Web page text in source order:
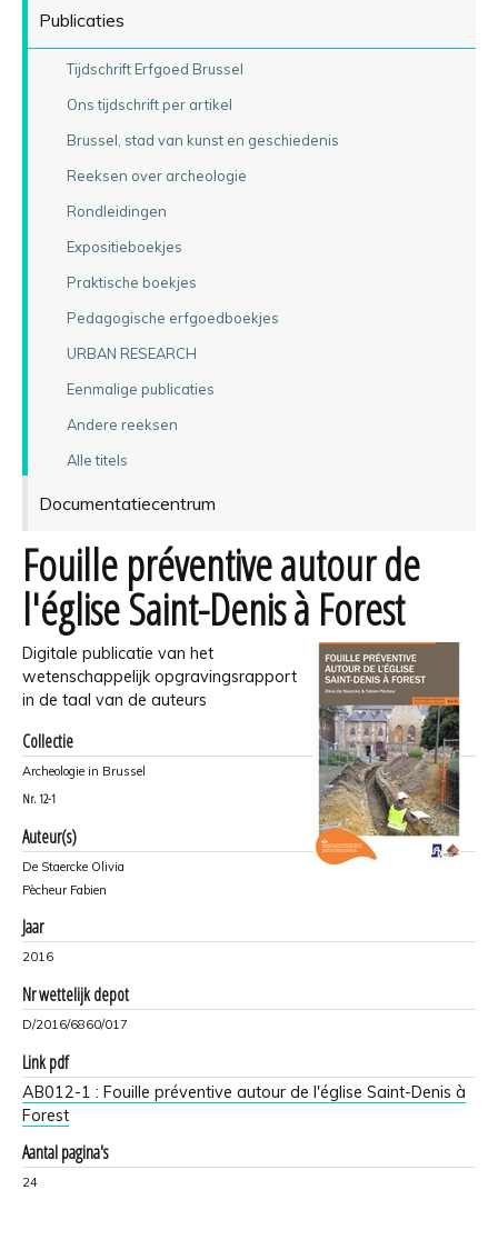
Publicaties
Tijdschrift Erfgoed Brussel
Ons tijdschrift per artikel
Brussel, stad van kunst en geschiedenis
Reeksen over archeologie
Rondleidingen
Expositieboekjes
Praktische boekjes
Pedagogische erfgoedboekjes
URBAN RESEARCH
Eenmalige publicaties
Andere reeksen
Alle titels
Documentatiecentrum
Fouille préventive autour de
l'église Saint-Denis à Forest
Digitale publicatie van het
wetenschappelijk opgravingsrapport
in de taal van de auteurs
Collectie
Archeologie in Brussel
Nr. 12-1
Auteur(s)
De Staercke Olivia
Pècheur Fabien
Jaar
2016
Nr wettelijk depot
D/2016/6860/017
Link pdf
AB012-1 : Fouille préventive autour de l'église Saint-Denis à
Forest
Aantal pagina's
24